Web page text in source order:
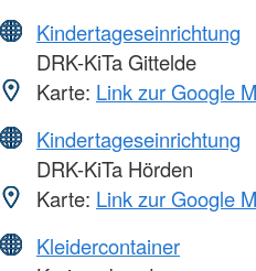
Kindertageseinrichtung
DRK-KiTa Gittelde
Karte: Link zur Google
Kindertageseinrichtung
DRK-KiTa Hörden
Karte: Link zur Google
Kleidercontainer